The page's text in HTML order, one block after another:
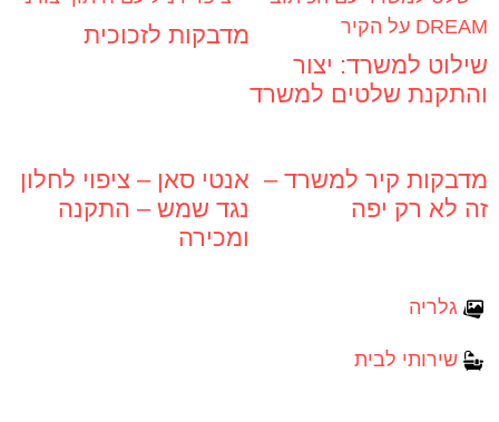
שילוט למשרד: יצור
והתקנת שלטים למשרד
מדבקות לזכוכית
מדבקות קיר למשרד –
זה לא רק יפה
אנטי סאן – ציפוי לחלון
נגד שמש – התקנה
ומכירה
גלריה
שירותי לבית